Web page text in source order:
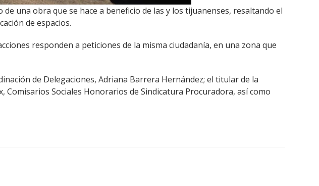
una obra que se hace a beneficio de las y los tijuanenses, resaltando el
de espacios.
responden a peticiones de la misma ciudadanía, en una zona que
de Delegaciones, Adriana Barrera Hernández; el titular de la
Sociales Honorarios de Sindicatura Procuradora, así como